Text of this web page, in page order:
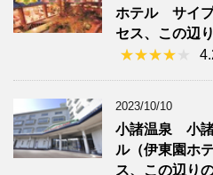
ホテル サイプ
セス、この辺
2023/10/10
小諸温泉 小諸
ル（伊東園ホ
ス、この辺り